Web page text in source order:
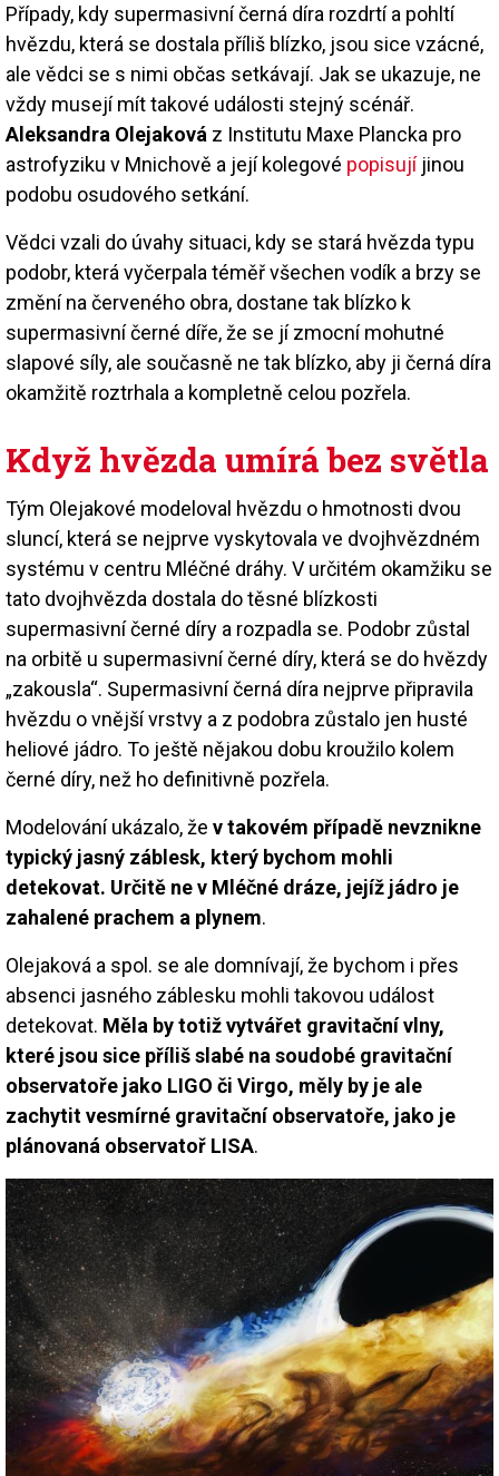
Případy, kdy supermasivní černá díra rozdrtí a pohltí
hvězdu, která se dostala příliš blízko, jsou sice vzácné,
ale vědci se s nimi občas setkávají. Jak se ukazuje, ne
vždy musejí mít takové události stejný scénář.
Aleksandra Olejaková z Institutu Maxe Plancka pro
astrofyziku v Mnichově a její kolegové popisujíjinou
podobu osudového setkání.
Vědci vzali do úvahy situaci, kdy se stará hvězda typu
podobr, která vyčerpala téměř všechen vodík a brzy se
změní na červeného obra, dostane tak blízko k
supermasivní černé díře, že se jí zmocní mohutné
slapové síly, ale současně ne tak blízko, aby ji černá díra
okamžitě roztrhala a kompletně celou pozřela.
Když hvězda umírá bez světla
Tým Olejakové modeloval hvězdu o hmotnosti dvou
sluncí, která se nejprve vyskytovala ve dvojhvězdném
systému v centru Mléčné dráhy. V určitém okamžiku se
tato dvojhvězda dostala do těsné blízkosti
supermasivní černé díry a rozpadla se. Podobr zůstal
na orbitě u supermasivní černé díry, která se do hvězdy
„zakousla“. Supermasivní černá díra nejprve připravila
hvězdu o vnější vrstvy a z podobra zůstalo jen husté
heliové jádro. To ještě nějakou dobu kroužilo kolem
černé díry, než ho definitivně pozřela.
Modelování ukázalo, že v takovém případě nevznikne
typický jasný záblesk, který bychom mohli
detekovat. Určitě ne v Mléčné dráze, jejíž jádro je
zahalené prachem a plynem.
Olejaková a spol. se ale domnívají, že bychom i přes
absenci jasného záblesku mohli takovou událost
detekovat. Měla by totiž vytvářet gravitační vlny,
které jsou sice příliš slabé na soudobé gravitační
observatoře jako LIGO či Virgo, měly by je ale
zachytit vesmírné gravitační observatoře, jako je
plánovaná observatoř LISA.
Image